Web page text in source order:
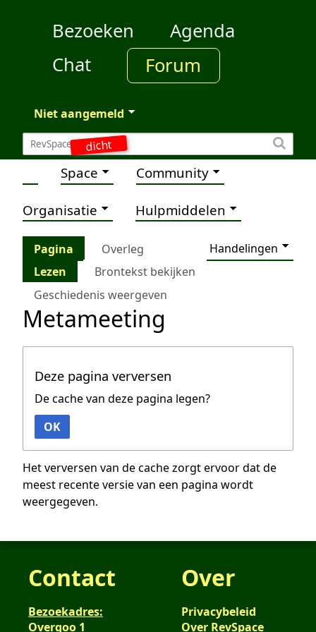
dicht
Bezoeken
Agenda
Chat
Forum
Niet aangemeld
Space Community
Organisatie Hulpmiddelen
Pagina Overleg
Handelingen
Lezen
Brontekst bekijken
Geschiedenis weergeven
Metameeting
Deze pagina verversen
De cache van deze pagina legen?
OK
Het verversen van de cache zorgt ervoor dat de
meest recente versie van een pagina wordt
weergegeven.
Contact
Bezoekadres:
Overgoo 1
Over
Privacybeleid
Over RevSpace